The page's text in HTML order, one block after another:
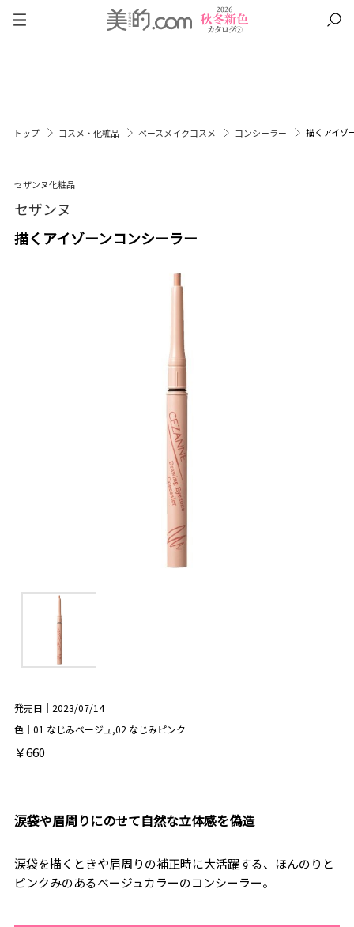
トップ コスメ・化粧品 ベースメイクコスメ コンシーラー 描くアイゾ
セザンヌ化粧品
セザンヌ
描くアイゾーンコンシーラー
発売日｜2023/07/14
色｜01 なじみベージュ,02 なじみピンク
￥660
涙袋や眉周りにのせて自然な立体感を偽造
涙袋を描くときや眉周りの補正時に大活躍する、ほんのりと
ピンクみのあるベージュカラーのコンシーラー。